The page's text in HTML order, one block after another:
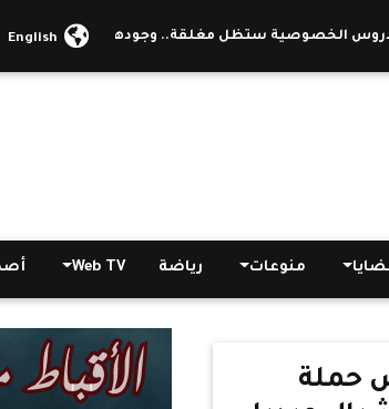
ستظل مغلقة.. وجودها يضر بالعملية التعليمية |
English
منوعات رياضة Web TV
حملة